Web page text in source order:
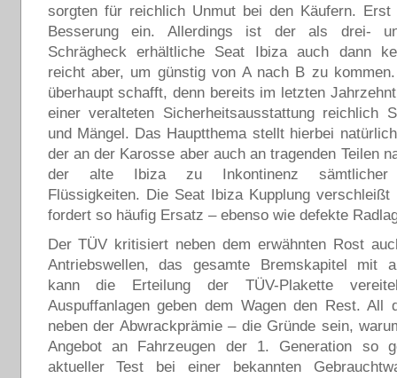
sorgten für reichlich Unmut bei den Käufern.
Besserung ein. Allerdings ist der als drei-
Schrägheck erhältliche Seat Ibiza auch dann
reicht aber, um günstig von A nach B zu
überhaupt schafft, denn bereits im letzten
einer veralteten Sicherheitsausstattung reichlich
und Mängel. Das Hauptthema stellt hierbei
der an der Karosse aber auch an tragenden Teilen
der alte Ibiza zu Inkontinenz sämtlicher
Flüssigkeiten. Die Seat Ibiza Kupplung
fordert so häufig Ersatz – ebenso wie defekte
Der TÜV kritisiert neben dem erwähnten Rost
Antriebswellen, das gesamte Bremskapitel mit
kann die Erteilung der TÜV-Plakette
Auspuffanlagen geben dem Wagen den Rest. All
neben der Abwrackprämie – die Gründe sein,
Angebot an Fahrzeugen der 1. Generation so
aktueller Test bei einer bekannten